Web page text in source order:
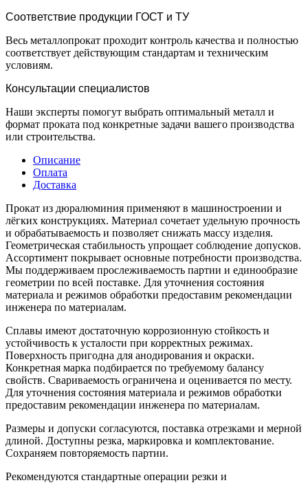
Соответствие продукции ГОСТ и ТУ
Весь металлопрокат проходит контроль качества и полностью
соответствует действующим стандартам и техническим
условиям.
Консультации специалистов
Наши эксперты помогут выбрать оптимальный металл и
формат проката под конкретные задачи вашего производства
или строительства.
Описание
Оплата
Доставка
Прокат из дюралюминия применяют в машиностроении и
лёгких конструкциях. Материал сочетает удельную прочность
и обрабатываемость и позволяет снижать массу изделия.
Геометрическая стабильность упрощает соблюдение допусков.
Ассортимент покрывает основные потребности производства.
Мы поддерживаем прослеживаемость партии и единообразие
геометрии по всей поставке. Для уточнения состояния
материала и режимов обработки предоставим рекомендации
инженера по материалам.
Сплавы имеют достаточную коррозионную стойкость и
устойчивость к усталости при корректных режимах.
Поверхность пригодна для анодирования и окраски.
Конкретная марка подбирается по требуемому балансу
свойств. Свариваемость ограничена и оценивается по месту.
Для уточнения состояния материала и режимов обработки
предоставим рекомендации инженера по материалам.
Размеры и допуски согласуются, поставка отрезками и мерной
длиной. Доступны резка, маркировка и комплектование.
Сохраняем повторяемость партии.
Рекомендуются стандартные операции резки и